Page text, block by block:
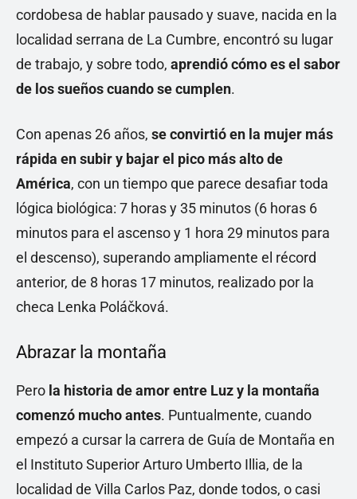
cordobesa de hablar pausado y suave, nacida en la
localidad serrana de La Cumbre, encontró su lugar
de trabajo, y sobre todo, aprendió cómo es el sabor
de los sueños cuando se cumplen.
Con apenas 26 años, se convirtió en la mujer más
rápida en subir y bajar el pico más alto de
América, con un tiempo que parece desafiar toda
lógica biológica: 7 horas y 35 minutos (6 horas 6
minutos para el ascenso y 1 hora 29 minutos para
el descenso), superando ampliamente el récord
anterior, de 8 horas 17 minutos, realizado por la
checa Lenka Poláčková.
Abrazar la montaña
Pero la historia de amor entre Luz y la montaña
comenzó mucho antes. Puntualmente, cuando
empezó a cursar la carrera de Guía de Montaña en
el Instituto Superior Arturo Umberto Illia, de la
localidad de Villa Carlos Paz, donde todos, o casi